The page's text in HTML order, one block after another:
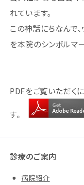
れています。
この神話にちなんで
を本院のシンボルマ
PDFをご覧いただく
す。
診療のご案内
病院紹介